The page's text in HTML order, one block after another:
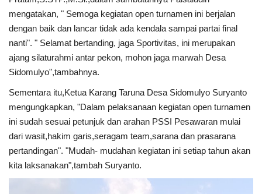
mengatakan, " Semoga kegiatan open turnamen ini berjalan
dengan baik dan lancar tidak ada kendala sampai partai final
nanti". " Selamat bertanding, jaga Sportivitas, ini merupakan
ajang silaturahmi antar pekon, mohon jaga marwah Desa
Sidomulyo",tambahnya.
Sementara itu,Ketua Karang Taruna Desa Sidomulyo Suryanto
mengungkapkan, "Dalam pelaksanaan kegiatan open turnamen
ini sudah sesuai petunjuk dan arahan PSSI Pesawaran mulai
dari wasit,hakim garis,seragam team,sarana dan prasarana
pertandingan". "Mudah- mudahan kegiatan ini setiap tahun akan
kita laksanakan",tambah Suryanto.